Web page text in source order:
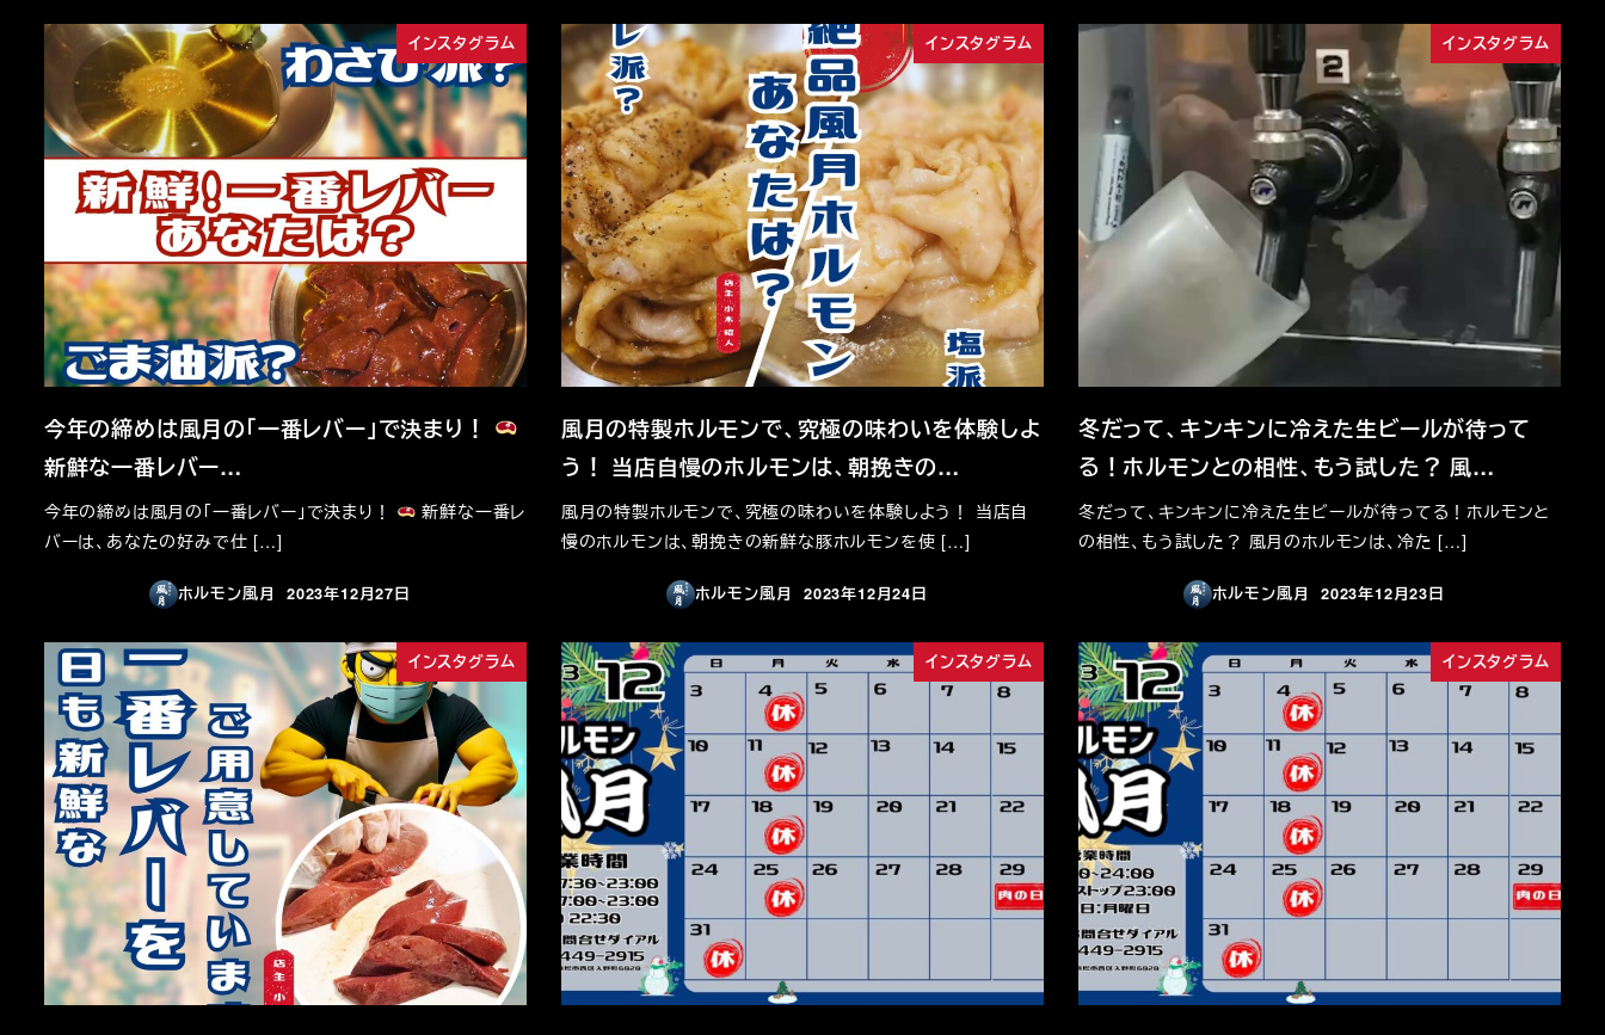
インスタグラム
今年の締めは風月の「一番レバー」で決まり！
新鮮な一番レバー…
今年の締めは風月の「一番レバー」で決まり！
新鮮な一番レ
バーは、あなたの好みで仕 […]
ホルモン風月
投稿日
2023年12月27日
インスタグラム
風月の特製ホルモンで、究極の味わいを体験しよ
う！ 当店自慢のホルモンは、朝挽きの…
風月の特製ホルモンで、究極の味わいを体験しよう！ 当店自
慢のホルモンは、朝挽きの新鮮な豚ホルモンを使 […]
ホルモン風月
投稿日
2023年12月24日
インスタグラム
冬だって、キンキンに冷えた生ビールが待って
る！ホルモンとの相性、もう試した？ 風…
冬だって、キンキンに冷えた生ビールが待ってる！ホルモンと
の相性、もう試した？ 風月のホルモンは、冷た […]
ホルモン風月
投稿日
2023年12月23日
インスタグラム インスタグラム インスタグラム